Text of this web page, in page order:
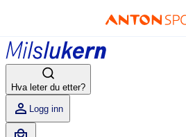
Hva leter du etter?
Logg inn